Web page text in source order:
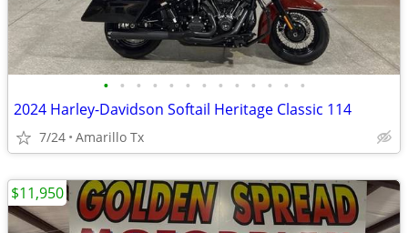
• • • • • • • • • • • • •
2024 Harley-Davidson Softail Heritage Classic 114
7/24 Amarillo Tx
$11,950